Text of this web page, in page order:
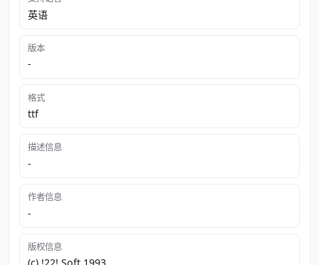
英语
版本
-
格式
ttf
描述信息
-
作者信息
-
版权信息